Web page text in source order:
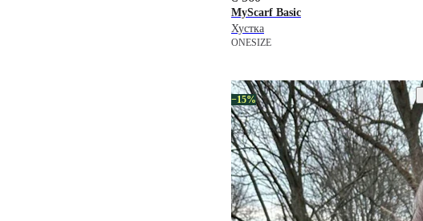
MyScarf Basic
Хустка
ONESIZE
−15%